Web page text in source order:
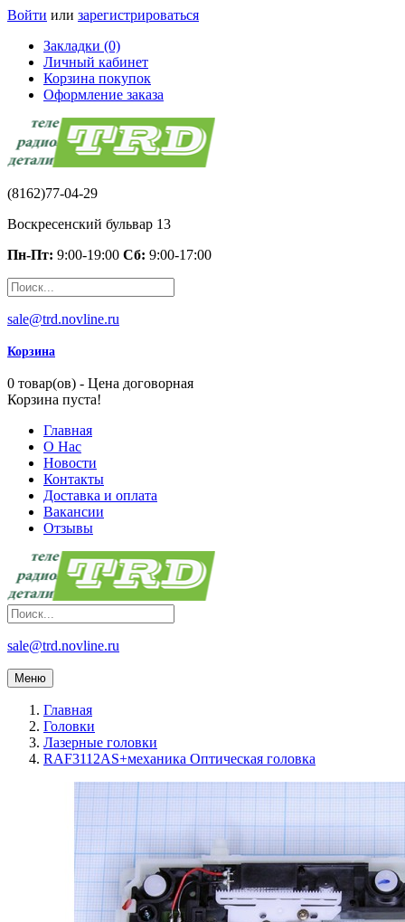
Войти или зарегистрироваться
Закладки (0)
Личный кабинет
Корзина покупок
Оформление заказа
(8162)77-04-29
Воскресенский бульвар 13
Пн-Пт: 9:00-19:00 Сб: 9:00-17:00
sale@trd.novline.ru
Корзина
0 товар(ов) - Цена договорная
Корзина пуста!
Главная
О Нас
Новости
Контакты
Доставка и оплата
Вакансии
Отзывы
sale@trd.novline.ru
Меню
Главная
Головки
Лазерные головки
RAF3112AS+механика Оптическая головка